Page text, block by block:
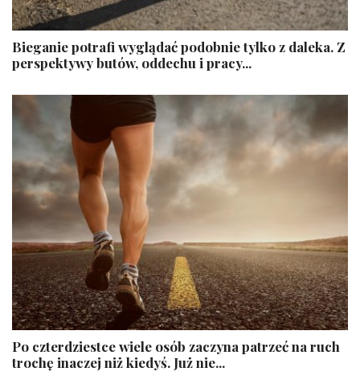
Bieganie potrafi wyglądać podobnie tylko z daleka. Z
perspektywy butów, oddechu i pracy...
Po czterdziestce wiele osób zaczyna patrzeć na ruch
trochę inaczej niż kiedyś. Już nie...